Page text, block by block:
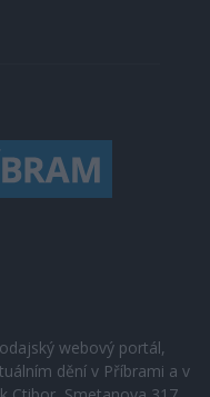
webový portál,
dění v Příbrami a v